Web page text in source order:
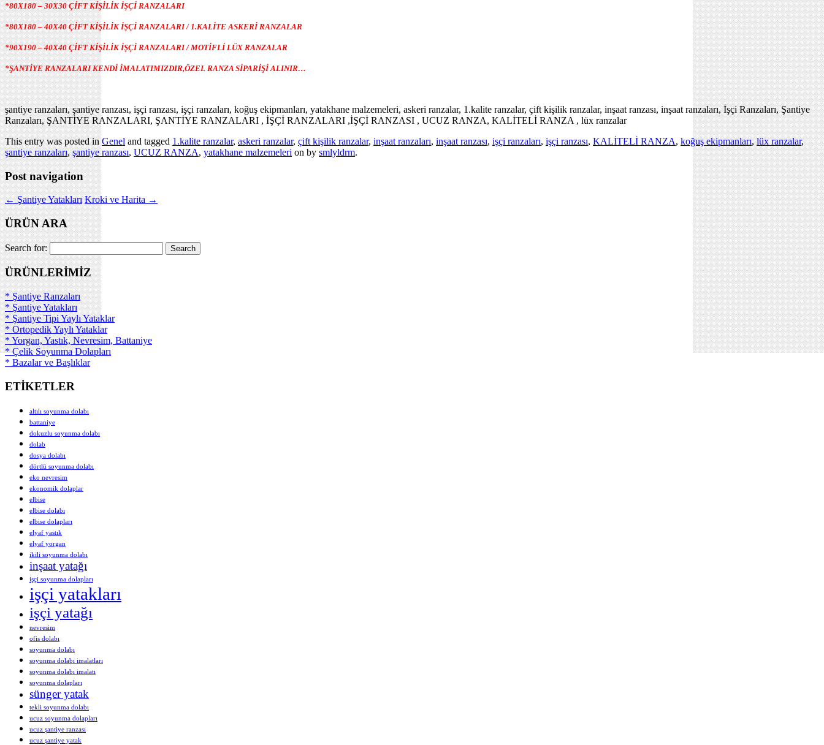
*80X180 – 30X30 ÇİFT KİŞİLİK İŞÇİ RANZALARI
*80X180 – 40X40 ÇİFT KİŞİLİK İŞÇİ RANZALARI / 1.KALİTE ASKERİ RANZALAR
*90X190 – 40X40 ÇİFT KİŞİLİK İŞÇİ RANZALARI / MOTİFLİ LÜX RANZALAR
*ŞANTİYE RANZALARI KENDİ İMALATIMIZDIR,ÖZEL RANZA SİPARİŞİ ALINIR…
şantiye ranzaları, şantiye ranzası, işçi ranzası, işçi ranzaları, koğuş ekipmanları, yatakhane malzemeleri, askeri ranzalar, 1.kalite ranzalar, çift kişilik ranzalar, inşaat ranzası, inşaat ranzaları, İşçi Ranzaları, Şantiye
Ranzaları, ŞANTİYE RANZALARI, ŞANTİYE RANZALARI , İŞÇİ RANZALARI ,İŞÇİ RANZASI , UCUZ RANZA, KALİTELİ RANZA , lüx ranzalar
This entry was posted inGenel and tagged 1.kalite ranzalar, askeri ranzalar, çift kişilik ranzalar, inşaat ranzaları, inşaat ranzası, işçi ranzaları, işçi ranzası, KALİTELİ RANZA, koğuş ekipmanları,lüx ranzalar,
şantiye ranzaları,şantiye ranzası, UCUZ RANZA, yatakhane malzemeleri on by smlyldrm.
Post navigation
←Şantiye Yatakları Kroki ve Harita →
ÜRÜN ARA
Search for:
ÜRÜNLERİMİZ
* Şantiye Ranzaları
* Şantiye Yatakları
* Şantiye Tipi Yaylı Yataklar
* Ortopedik Yaylı Yataklar
* Yorgan, Yastık, Nevresim, Battaniye
* Çelik Soyunma Dolapları
* Bazalar ve Başlıklar
ETİKETLER
altılı soyunma dolabı
battaniye
dokuzlu soyunma dolabı
dolab
dosya dolabı
dörtlü soyunma dolabı
eko nevresim
ekonomik dolaplar
elbise
elbise dolabı
elbise dolapları
elyaf yastık
elyaf yorgan
ikili soyunma dolabı
inşaat yatağı
işçi soyunma dolapları
işçi yatakları
işçi yatağı
nevresim
ofis dolabı
soyunma dolabı
soyunma dolabı imalatları
soyunma dolabı imalatı
soyunma dolapları
sünger yatak
tekli soyunma dolabı
ucuz soyunma dolapları
ucuz şantiye ranzası
ucuz şantiye yatak